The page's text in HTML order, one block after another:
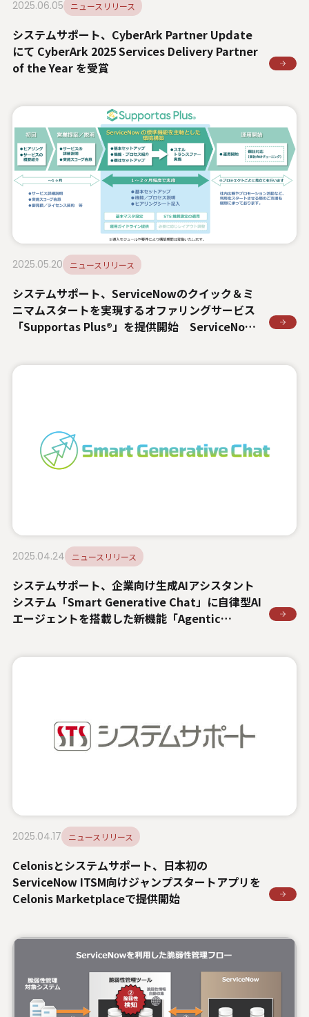
2025.06.05 ニュースリリース
システムサポート、CyberArk Partner Update
にて CyberArk 2025 Services Delivery Partner
of the Year を受賞
2025.05.20 ニュースリリース
システムサポート、ServiceNowのクイック＆ミ
ニマムスタートを実現するオファリングサービス
「Supportas Plus®」を提供開始 ServiceNow
2025.04.24 ニュースリリース
システムサポート、企業向け生成AIアシスタント
システム「Smart Generative Chat」に自律型AI
エージェントを搭載した新機能「Agentic
2025.04.17 ニュースリリース
Celonisとシステムサポート、日本初の
ServiceNow ITSM向けジャンプスタートアプリを
Celonis Marketplaceで提供開始